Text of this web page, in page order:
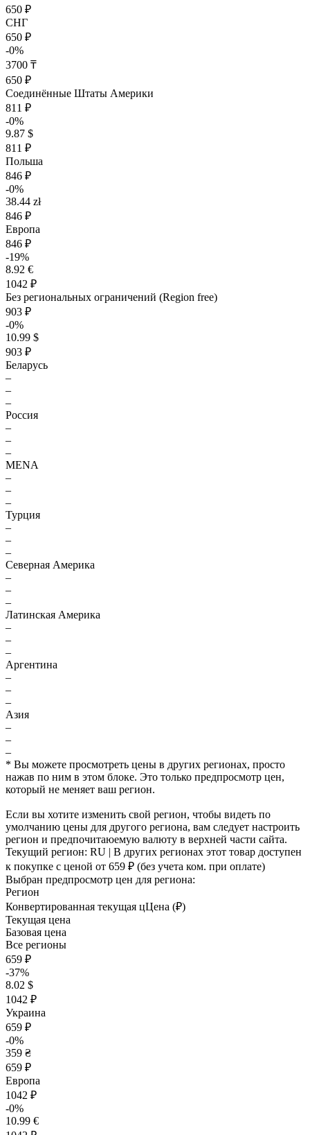
650 ₽
СНГ
650 ₽
-0%
3700 ₸
650 ₽
Соединённые Штаты Америки
811 ₽
-0%
9.87 $
811 ₽
Польша
846 ₽
-0%
38.44 zł
846 ₽
Европа
846 ₽
-19%
8.92 €
1042 ₽
Без региональных ограничений (Region free)
903 ₽
-0%
10.99 $
903 ₽
Беларусь
–
–
–
Россия
–
–
–
MENA
–
–
–
Турция
–
–
–
Северная Америка
–
–
–
Латинская Америка
–
–
–
Аргентина
–
–
–
Азия
–
–
–
* Вы можете просмотреть цены в других регионах, просто
нажав по ним в этом блоке. Это только предпросмотр цен,
который не меняет ваш регион.
Если вы хотите изменить свой регион, чтобы видеть по
умолчанию цены для другого региона, вам следует настроить
регион и предпочитаюемую валюту в верхней части сайта.
Текущий регион: RU | В других регионах этот товар доступен
к покупке с ценой от 659 ₽ (без учета ком. при оплате)
Выбран предпросмотр цен для региона:
Регион
Конвертированная текущая цЦена (₽)
Текущая цена
Базовая цена
Все регионы
659 ₽
-37%
8.02 $
1042 ₽
Украина
659 ₽
-0%
359 ₴
659 ₽
Европа
1042 ₽
-0%
10.99 €